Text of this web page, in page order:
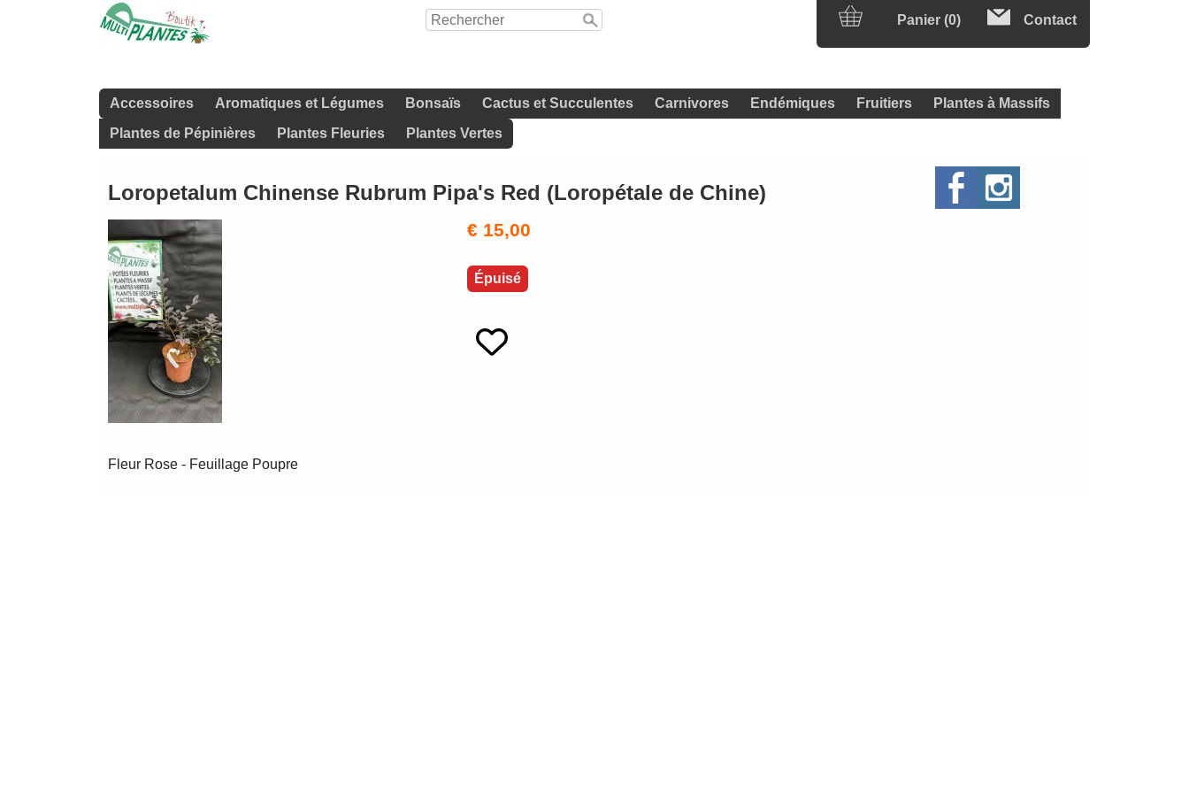
Panier (0) Contact
Accessoires Aromatiques et Légumes Bonsaïs Cactus et Succulentes Carnivores Endémiques Fruitiers
Plantes à Massifs
Plantes de Pépinières
Plantes Fleuries Plantes Vertes
Loropetalum Chinense Rubrum Pipa's Red (Loropétale de Chine)
€ 15,00
Épuisé
Fleur Rose - Feuillage Poupre